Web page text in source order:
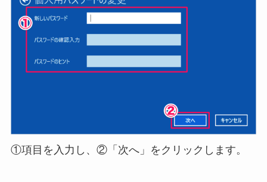
①項目を入力し、②「次へ」をクリックします。